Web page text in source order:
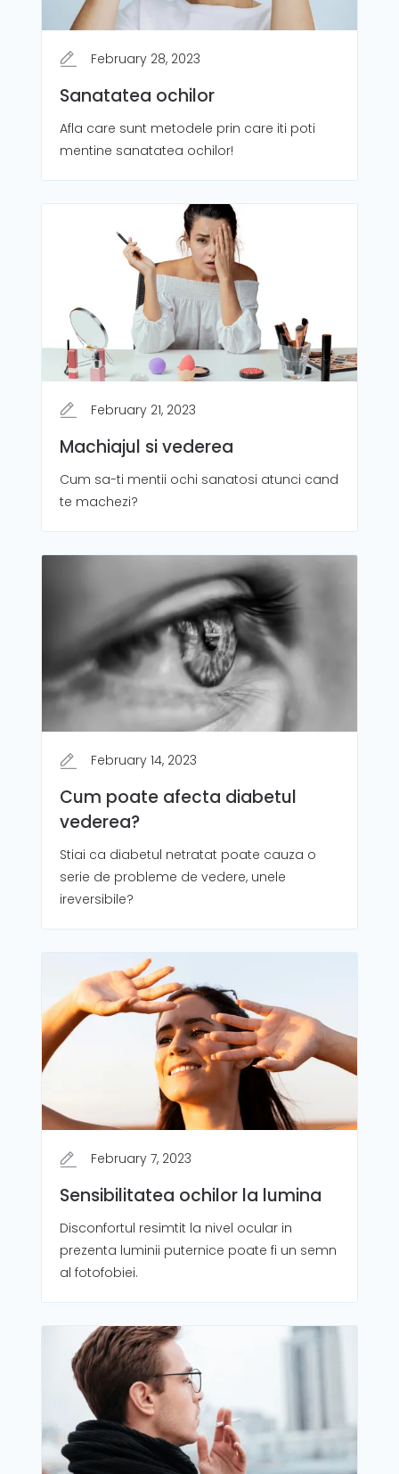
February 28, 2023
Sanatatea ochilor
Afla care sunt metodele prin care iti poti
mentine sanatatea ochilor!
February 21, 2023
Machiajul si vederea
Cum sa-ti mentii ochi sanatosi atunci cand
te machezi?
February 14, 2023
Cum poate afecta diabetul
vederea?
Stiai ca diabetul netratat poate cauza o
serie de probleme de vedere, unele
ireversibile?
February 7, 2023
Sensibilitatea ochilor la lumina
Disconfortul resimtit la nivel ocular in
prezenta luminii puternice poate fi un semn
al fotofobiei.